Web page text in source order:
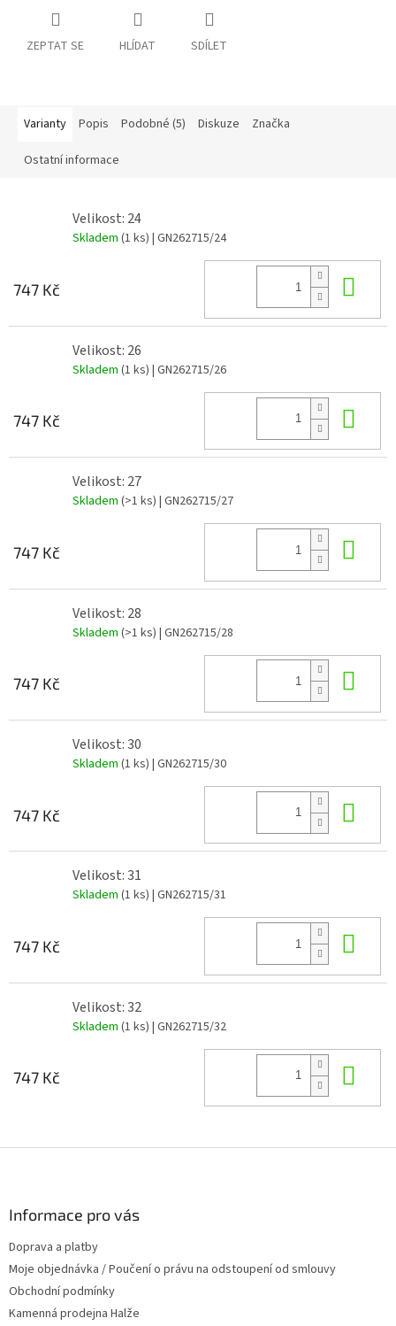
ZEPTAT SE HLÍDAT SDÍLET
Varianty Popis Podobné (5) Diskuze Značka
Ostatní informace
Velikost: 24
Skladem (1 ks) | GN262715/24
747 Kč
Velikost: 26
Skladem (1 ks) | GN262715/26
747 Kč
Velikost: 27
Skladem (>1 ks) | GN262715/27
747 Kč
Velikost: 28
Skladem (>1 ks) | GN262715/28
747 Kč
Velikost: 30
Skladem (1 ks) | GN262715/30
747 Kč
Velikost: 31
Skladem (1 ks) | GN262715/31
747 Kč
Velikost: 32
Skladem (1 ks) | GN262715/32
747 Kč
Informace pro vás
Doprava a platby
Moje objednávka / Poučení o právu na odstoupení od smlouvy
Obchodní podmínky
Kamenná prodejna Halže